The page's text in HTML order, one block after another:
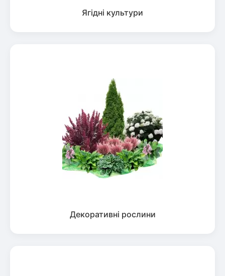
Ягідні культури
Декоративні рослини